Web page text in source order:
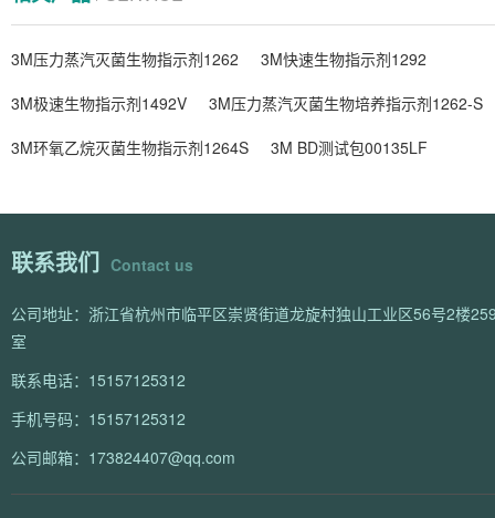
3M压力蒸汽灭菌生物指示剂1262
3M快速生物指示剂1292
3M极速生物指示剂1492V
3M压力蒸汽灭菌生物培养指示剂1262-S
3M环氧乙烷灭菌生物指示剂1264S
3M BD测试包00135LF
联系我们 Contact us
公司地址：浙江省杭州市临平区崇贤街道龙旋村独山工业区56号2楼
室
联系电话：15157125312
手机号码：15157125312
公司邮箱：173824407@qq.com